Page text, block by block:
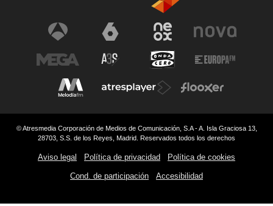
© Atresmedia Corporación de Medios de Comunicación, S.A - A. Isla Graciosa 13,
28703, S.S. de los Reyes, Madrid. Reservados todos los derechos
Aviso legal Política de privacidad Política de cookies
Cond. de participación Accesibilidad